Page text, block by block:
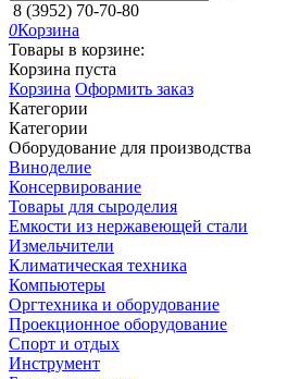
8 (3952) 70-70-80
0Корзина
Товары в корзине:
Корзина пуста
Корзина Оформить заказ
Категории
Категории
Оборудование для производства
Виноделие
Консервирование
Товары для сыроделия
Емкости из нержавеющей стали
Измельчители
Климатическая техника
Компьютеры
Оргтехника и оборудование
Проекционное оборудование
Спорт и отдых
Инструмент